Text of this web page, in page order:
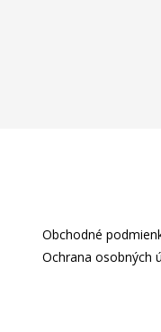
Obchodné
Ochrana osobných